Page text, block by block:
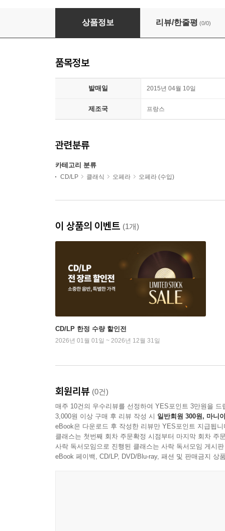
Ensemble Baroque de Nice 페르골레지: 마
상품정보 리뷰/한줄평 (0/0)
품목정보
발매일 2015년 04월 10일
제조국 프랑스
관련분류
카테고리 분류
CD/LP 클래식 오페라 오페라 (수입)
이 상품의 이벤트 (1개)
CD/LP 한정 수량 할인전
2026년 01월 01일 ~ 2026년 12월 31일
회원리뷰 (0건)
매주 10건의 우수리뷰를 선정하여 YES포인트 3만원을 드
3,000원 이상 구매 후 리뷰 작성 시 일반회원 300원, 마니
eBook은 다운로드 후 작성한 리뷰만 YES포인트 지급됩니
클래스는 첫번째 회차 주문확정 시점부터 마지막 회차 주
사락 독서모임으로 진행된 클래스는 사락 독서모임 게시
eBook 페이백, CD/LP, DVD/Blu-ray, 패션 및 판매금지 상